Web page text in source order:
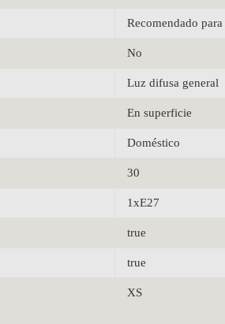
Recomendado
No
Luz difusa general
En superficie
Doméstico
30
1xE27
true
true
XS